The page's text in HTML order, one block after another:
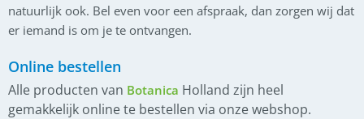
natuurlijk ook. Bel even voor een afspraak, dan zorgen wij dat
er iemand is om je te ontvangen.
Online bestellen
Alle producten van Botanica Holland zijn heel
gemakkelijk online te bestellen via onze webshop.